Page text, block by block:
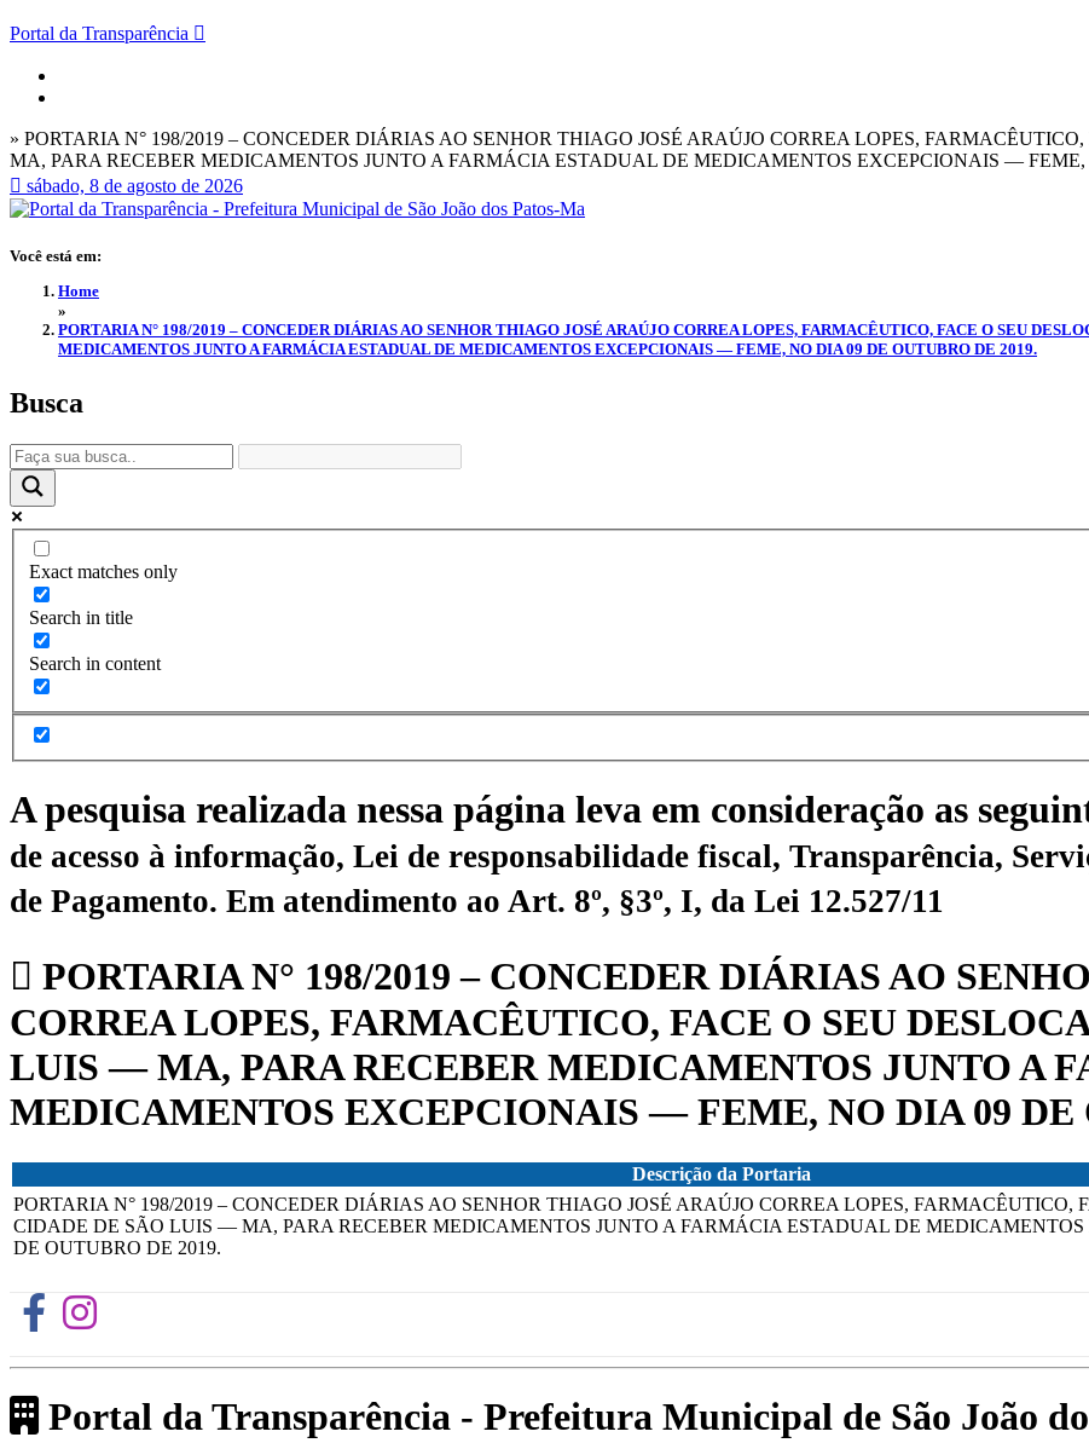
Portal da Transparência
» PORTARIA N° 198/2019 – CONCEDER DIÁRIAS AO SENHOR THIAGO JOSÉ ARAÚJO CORREA LOPES,
MA, PARA RECEBER MEDICAMENTOS JUNTO A FARMÁCIA ESTADUAL DE MEDICAMENTOS EXCEPCIONAIS —
sábado, 8 de agosto de 2026
Você está em:
Home
»
PORTARIA N° 198/2019 – CONCEDER DIÁRIAS AO SENHOR THIAGO JOSÉ ARAÚJO CORREA LOPES, FARMACÊUTICO, FACE O SEU
MEDICAMENTOS JUNTO A FARMÁCIA ESTADUAL DE MEDICAMENTOS EXCEPCIONAIS — FEME, NO DIA 09 DE OUTUBRO DE 2019.
Busca
Exact matches only
Search in title
Search in content
A pesquisa realizada nessa página leva em consideração as
de acesso à informação, Lei de responsabilidade fiscal, Transparência,
de Pagamento. Em atendimento ao Art. 8º, §3º, I, da Lei 12.527/11
PORTARIA N° 198/2019 – CONCEDER DIÁRIAS AO
CORREA LOPES, FARMACÊUTICO, FACE O SEU
LUIS — MA, PARA RECEBER MEDICAMENTOS JUNTO A
MEDICAMENTOS EXCEPCIONAIS — FEME, NO DIA 09 DE
Descrição da Portaria
PORTARIA N° 198/2019 – CONCEDER DIÁRIAS AO SENHOR THIAGO JOSÉ ARAÚJO CORREA LOPES, FARMACÊUTICO,
CIDADE DE SÃO LUIS — MA, PARA RECEBER MEDICAMENTOS JUNTO A FARMÁCIA ESTADUAL DE
DE OUTUBRO DE 2019.
Portal da Transparência - Prefeitura Municipal de São João